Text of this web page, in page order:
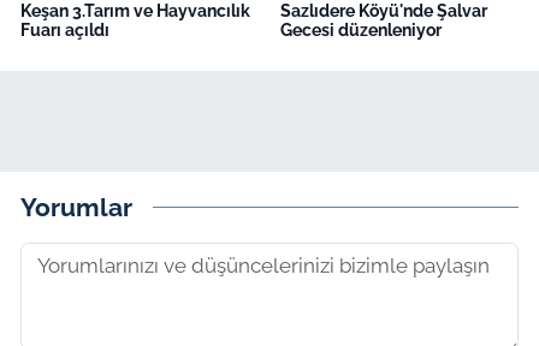
Keşan 3.Tarım ve Hayvancılık
Fuarı açıldı
Sazlıdere Köyü'nde Şalvar
Gecesi düzenleniyor
Yorumlar